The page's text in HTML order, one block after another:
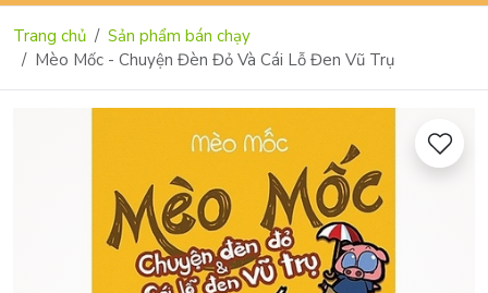
Trang chủ
Sản phẩm bán chạy
Mèo Mốc - Chuyện Đèn Đỏ Và Cái Lỗ Đen Vũ Trụ